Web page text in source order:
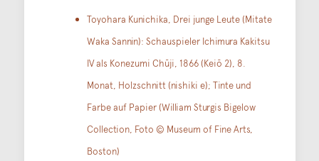
Toyohara Kunichika, Drei junge Leute (Mitate
Waka Sannin): Schauspieler Ichimura Kakitsu
IV als Konezumi Chūji, 1866 (Keiō 2), 8.
Monat, Holzschnitt (nishiki e); Tinte und
Farbe auf Papier (William Sturgis Bigelow
Collection, Foto © Museum of Fine Arts,
Boston)